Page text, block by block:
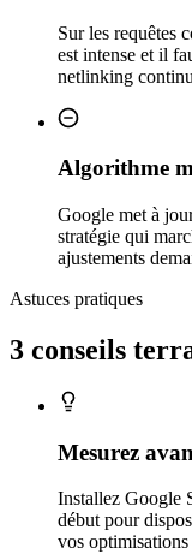
Sur les requêtes
est intense et il
netlinking
Algorithme
Google met à
stratégie qui
ajustements
Astuces pratiques
3 conseils
Mesurez
Installez Google
début pour
vos